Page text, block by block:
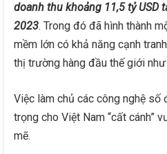
doanh thu khoảng 11,5 tỷ USD
2023. Trong đó đã hình thành
mềm lớn có khả năng cạnh
thị trường hàng đầu thế giới
Việc làm chủ các công nghệ số
trọng cho Việt Nam “cất cánh”
mẽ.